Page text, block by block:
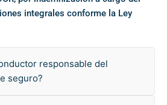
integrales conforme la Ley
responsable del
seguro?